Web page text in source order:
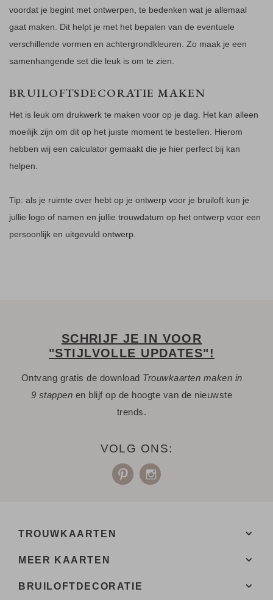
voordat je begint met ontwerpen, te bedenken wat je allemaal
gaat maken. Dit helpt je met het bepalen van de eventuele
verschillende vormen en achtergrondkleuren. Zo maak je een
samenhangende set die leuk is om te zien.
BRUILOFTSDECORATIE MAKEN
Het is leuk om drukwerk te maken voor op je dag. Het kan alleen
moeilijk zijn om dit op het juiste moment te bestellen. Hierom
hebben wij een calculator gemaakt die je hier perfect bij kan
helpen.
Tip: als je ruimte over hebt op je ontwerp voor je bruiloft kun je
jullie logo of namen en jullie trouwdatum op het ontwerp voor een
persoonlijk en uitgevuld ontwerp.
SCHRIJF JE IN VOOR
"STIJLVOLLE UPDATES"!
Ontvang gratis de download Trouwkaarten maken in
9 stappen en blijf op de hoogte van de nieuwste
trends.
VOLG ONS:
TROUWKAARTEN
MEER KAARTEN
BRUILOFTDECORATIE